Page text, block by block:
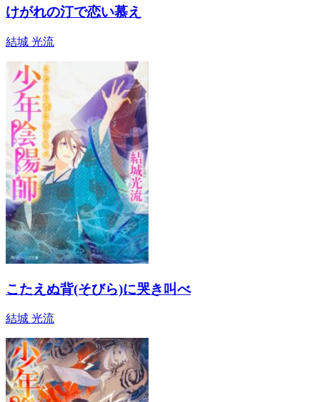
けがれの汀で恋い慕え
結城 光流
こたえぬ背(そびら)に哭き叫べ
結城 光流